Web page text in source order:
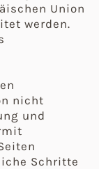
Union
werden.
nicht
und
Schritte